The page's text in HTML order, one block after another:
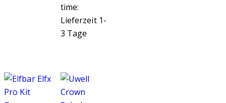
time:
Lieferzeit 1-
3 Tage